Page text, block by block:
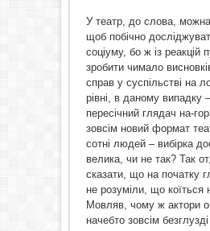
У театр, до слова, можна
щоб побічно
соціуму, бо ж із реакцій
зробити чимало
справ у суспільстві на
рівні, в даному випадку
пересічний глядач на-
зовсім новий формат
сотні людей – вибірка
велика, чи не так? Так
сказати, що на початку
не розуміли, що коїться
Мовляв, чому ж актори
начебто зовсім